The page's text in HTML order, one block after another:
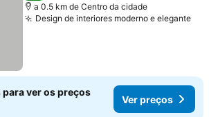
a 0.5 km de Centro da cidade
Design de interiores moderno e elegante
para ver os preços
Ver preços